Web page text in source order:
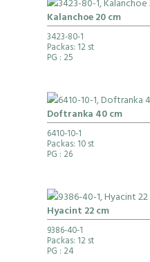
Kalanchoe 20 cm
3423-80-1
Packas: 12 st
PG : 25
Doftranka 40 cm
6410-10-1
Packas: 10 st
PG : 26
Hyacint 22 cm
9386-40-1
Packas: 12 st
PG : 24